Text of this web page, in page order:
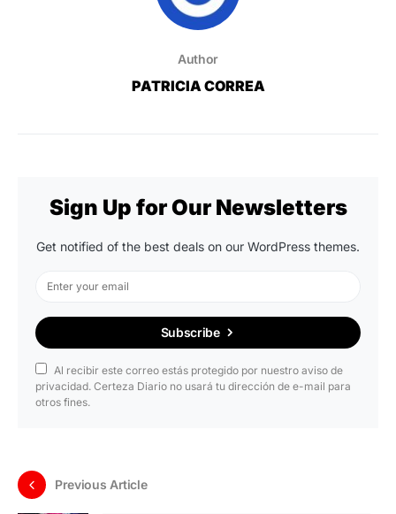
Author
PATRICIA CORREA
Sign Up for Our Newsletters
Get notified of the best deals on our WordPress themes.
Subscribe
Al recibir este correo estás protegido por nuestro aviso de
privacidad. Certeza Diario no usará tu dirección de e-mail para
otros fines.
Previous Article